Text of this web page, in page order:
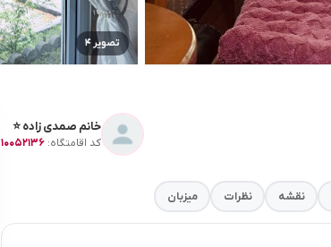
تصویر ۴
خانم صمدی زاده ⭐
کد اقامتگاه:۱۰۰۵۲۱۳۶
نقشه نظرات میزبان